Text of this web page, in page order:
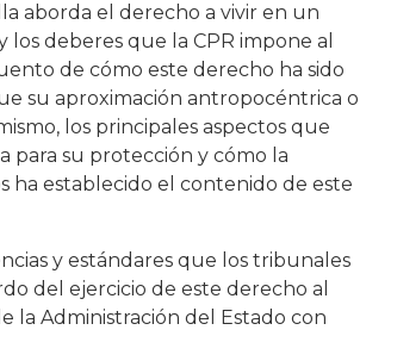
aborda el derecho a vivir en un
deberes que la CPR impone al
de cómo este derecho ha sido
su aproximación antropocéntrica o
los principales aspectos que
para su protección y cómo la
ha establecido el contenido de este
y estándares que los tribunales
del ejercicio de este derecho al
la Administración del Estado con